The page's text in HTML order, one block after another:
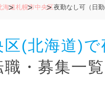
海道札幌市中央区夜勤なし可（日
区(北海道)
・募集一覧